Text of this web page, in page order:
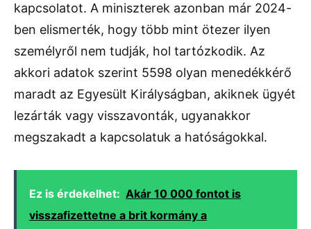
kapcsolatot. A miniszterek azonban már 2024-
ben elismerték, hogy több mint ötezer ilyen
személyről nem tudják, hol tartózkodik. Az
akkori adatok szerint 5598 olyan menedékkérő
maradt az Egyesült Királyságban, akiknek ügyét
lezárták vagy visszavonták, ugyanakkor
megszakadt a kapcsolatuk a hatóságokkal.
Ez is érdekelhet: Akár 10 000 fontot is
visszafizettetne a brit kormány a